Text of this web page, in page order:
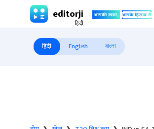
editorji
हिंदी English বাংলা